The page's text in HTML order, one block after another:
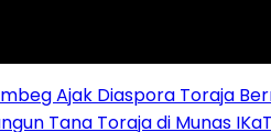
Ajak Diaspora Toraja
Tana Toraja di Munas